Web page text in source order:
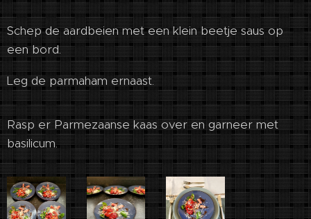
Schep de aardbeien met een klein beetje saus op
een bord.
Leg de parmaham ernaast.
Rasp er Parmezaanse kaas over en garneer met
basilicum.